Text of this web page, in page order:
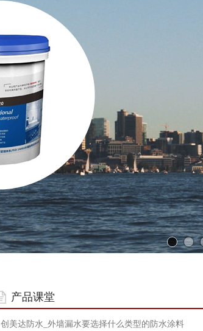
产品课堂
创美达防水_外墙漏水要选择什么类型的防水涂料